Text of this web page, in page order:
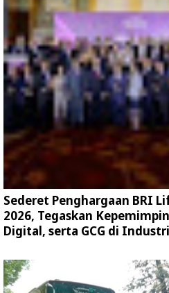
Sederet Penghargaan BRI
2026, Tegaskan
Digital, serta GCG di